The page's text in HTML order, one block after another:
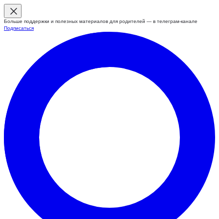
Больше поддержки и полезных материалов для родителей — в телеграм-канале
Подписаться